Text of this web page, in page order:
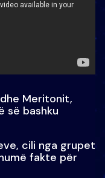
Meritonit,
së bashku
cili nga grupet
fakte për